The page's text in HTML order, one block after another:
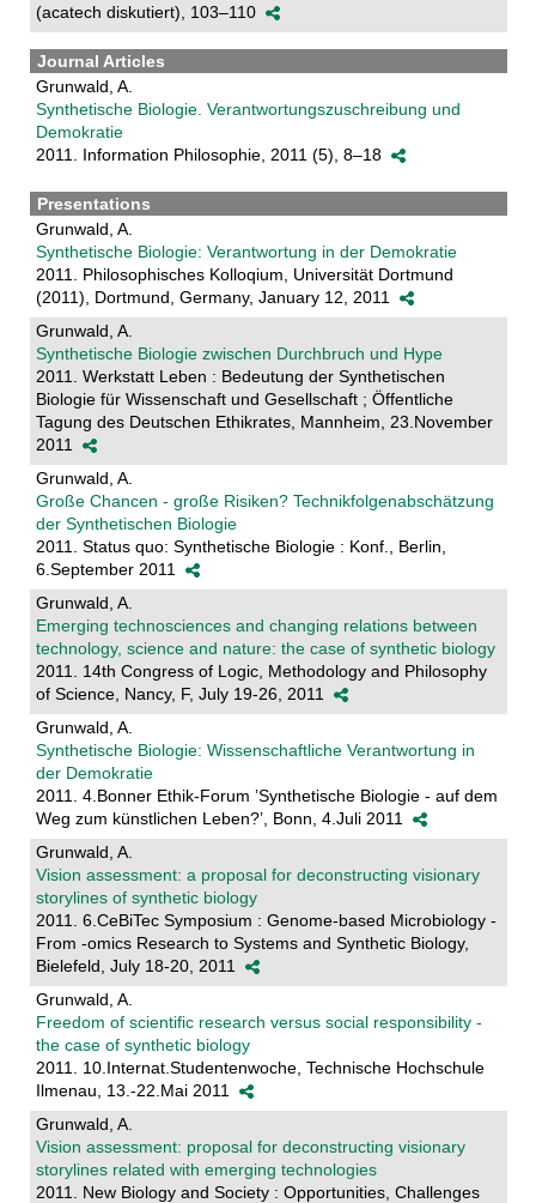
(acatech diskutiert), 103–110
Journal Articles
Grunwald, A.
Synthetische Biologie. Verantwortungszuschreibung und
Demokratie
2011. Information Philosophie, 2011 (5), 8–18
Presentations
Grunwald, A.
Synthetische Biologie: Verantwortung in der Demokratie
2011. Philosophisches Kolloqium, Universität Dortmund
(2011), Dortmund, Germany, January 12, 2011
Grunwald, A.
Synthetische Biologie zwischen Durchbruch und Hype
2011. Werkstatt Leben : Bedeutung der Synthetischen
Biologie für Wissenschaft und Gesellschaft ; Öffentliche
Tagung des Deutschen Ethikrates, Mannheim, 23.November
2011
Grunwald, A.
Große Chancen - große Risiken? Technikfolgenabschätzung
der Synthetischen Biologie
2011. Status quo: Synthetische Biologie : Konf., Berlin,
6.September 2011
Grunwald, A.
Emerging technosciences and changing relations between
technology, science and nature: the case of synthetic biology
2011. 14th Congress of Logic, Methodology and Philosophy
of Science, Nancy, F, July 19-26, 2011
Grunwald, A.
Synthetische Biologie: Wissenschaftliche Verantwortung in
der Demokratie
2011. 4.Bonner Ethik-Forum ’Synthetische Biologie - auf dem
Weg zum künstlichen Leben?’, Bonn, 4.Juli 2011
Grunwald, A.
Vision assessment: a proposal for deconstructing visionary
storylines of synthetic biology
2011. 6.CeBiTec Symposium : Genome-based Microbiology -
From -omics Research to Systems and Synthetic Biology,
Bielefeld, July 18-20, 2011
Grunwald, A.
Freedom of scientific research versus social responsibility -
the case of synthetic biology
2011. 10.Internat.Studentenwoche, Technische Hochschule
Ilmenau, 13.-22.Mai 2011
Grunwald, A.
Vision assessment: proposal for deconstructing visionary
storylines related with emerging technologies
2011. New Biology and Society : Opportunities, Challenges